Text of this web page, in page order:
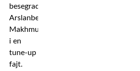
besegrade
Arslanbek
Makhmudov
i en
tune-up
fajt.